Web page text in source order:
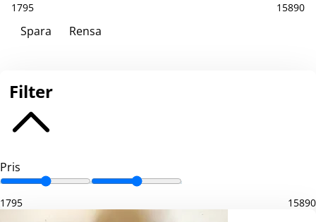
1795 15890
Spara Rensa
Filter
Pris
1795 15890